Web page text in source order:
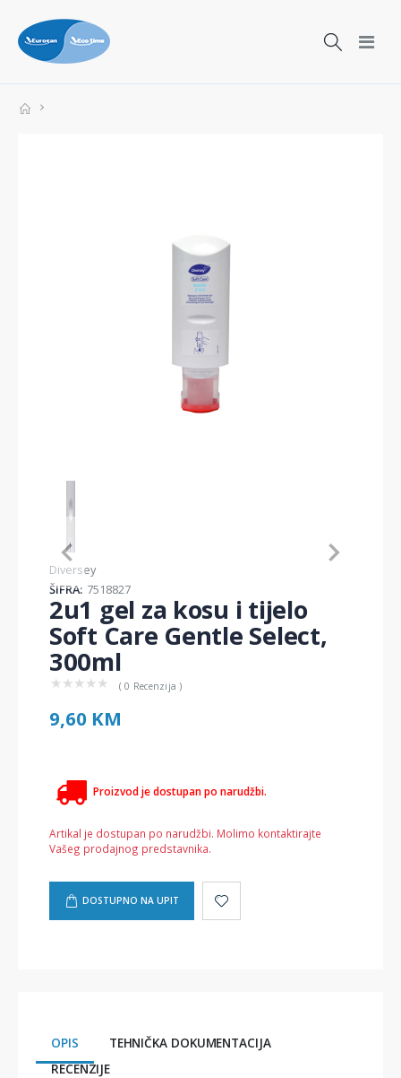
Item
1
of
1
Diversey
ŠIFRA: 7518827
2u1 gel za kosu i tijelo
Soft Care Gentle Select,
300ml
★ ★ ★ ★ ★ ( 0 Recenzija )
9,60 KM
Proizvod je dostupan po narudžbi.
Artikal je dostupan po narudžbi. Molimo kontaktirajte
Vašeg prodajnog predstavnika.
DOSTUPNO NA UPIT
OPIS
TEHNIČKA DOKUMENTACIJA
RECENZIJE